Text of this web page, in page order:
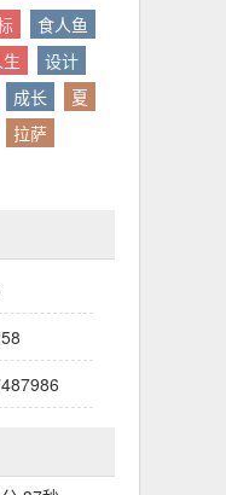
食人鱼
设计